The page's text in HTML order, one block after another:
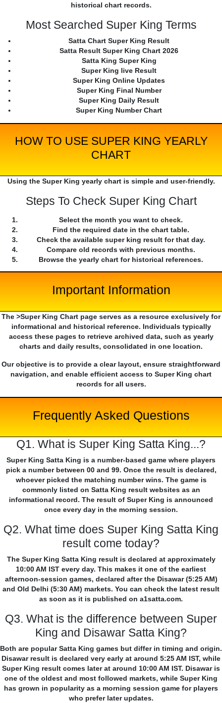
historical chart records.
Most Searched Super King Terms
Satta Chart Super King Result
Satta Result Super King Chart 2026
Satta King Super King
Super King live Result
Super King Online Updates
Super King Final Number
Super King Daily Result
Super King Number Chart
HOW TO USE SUPER KING YEARLY
CHART
Using the Super King yearly chart is simple and user-friendly.
Steps To Check Super King Chart
Select the month you want to check.
Find the required date in the chart table.
Check the available super king result for that day.
Compare old records with previous months.
Browse the yearly chart for historical references.
Important Information
The >Super King Chart page serves as a resource exclusively for
informational and historical reference. Individuals typically
access these pages to retrieve archived data, such as yearly
charts and daily results, consolidated in one location.
Our objective is to provide a clear layout, ensure straightforward
navigation, and enable efficient access to Super King chart
records for all users.
Frequently Asked Questions
Q1. What is Super King Satta King...?
Super King Satta King is a number-based game where players
pick a number between 00 and 99. Once the result is declared,
whoever picked the matching number wins. The game is
commonly listed on Satta King result websites as an
informational record. The result of Super King is announced
once every day in the morning session.
Q2. What time does Super King Satta King
result come today?
The Super King Satta King result is declared at approximately
10:00 AM IST every day. This makes it one of the earliest
afternoon-session games, declared after the Disawar (5:25 AM)
and Old Delhi (5:30 AM) markets. You can check the latest result
as soon as it is published on a1satta.com.
Q3. What is the difference between Super
King and Disawar Satta King?
Both are popular Satta King games but differ in timing and origin.
Disawar result is declared very early at around 5:25 AM IST, while
Super King result comes later at around 10:00 AM IST. Disawar is
one of the oldest and most followed markets, while Super King
has grown in popularity as a morning session game for players
who prefer later updates.